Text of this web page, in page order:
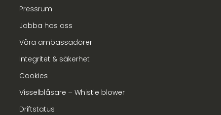
Pressrum
Jobba hos oss
Våra ambassadörer
Integritet & säkerhet
Cookies
Visselblåsare – Whistle blower
Driftstatus